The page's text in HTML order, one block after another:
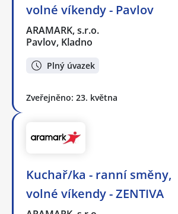
volné víkendy - Pavlov
ARAMARK, s.r.o.
Pavlov, Kladno
Plný úvazek
Zveřejněno: 23. května
Kuchař/ka - ranní směny,
volné víkendy - ZENTIVA